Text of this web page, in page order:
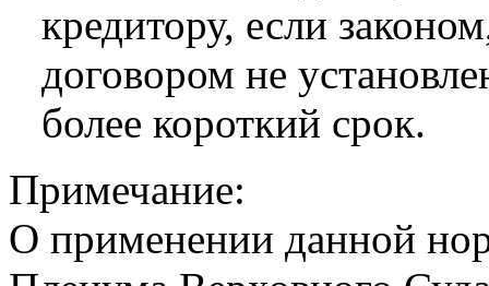
кредитору, если
договором не
более короткий срок.
Примечание:
О применении данной